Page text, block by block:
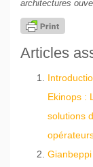
architectures
Articles
Ekinops :
solutions